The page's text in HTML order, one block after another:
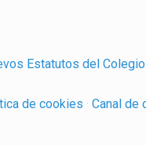
Estatutos del Colegio.
de cookies · Canal de